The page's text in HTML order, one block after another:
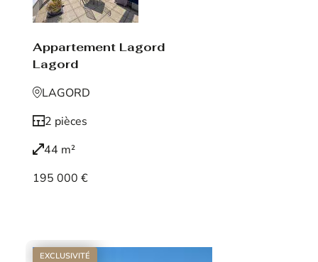
Appartement Lagord
Lagord
LAGORD
2 pièces
44 m²
195 000 €
EXCLUSIVITÉ